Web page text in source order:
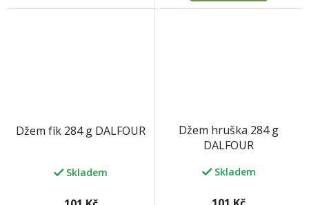
Džem fík 284 g DALFOUR
Skladem
Džem hruška 284 g
DALFOUR
Skladem